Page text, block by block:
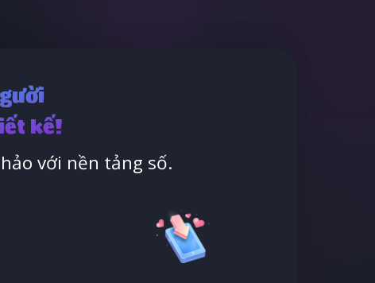
kế!
với nền tảng số.